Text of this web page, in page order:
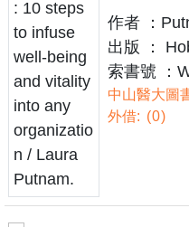
作者 ：
出版 ：
索書號 ：
中山醫大圖
外借:
0